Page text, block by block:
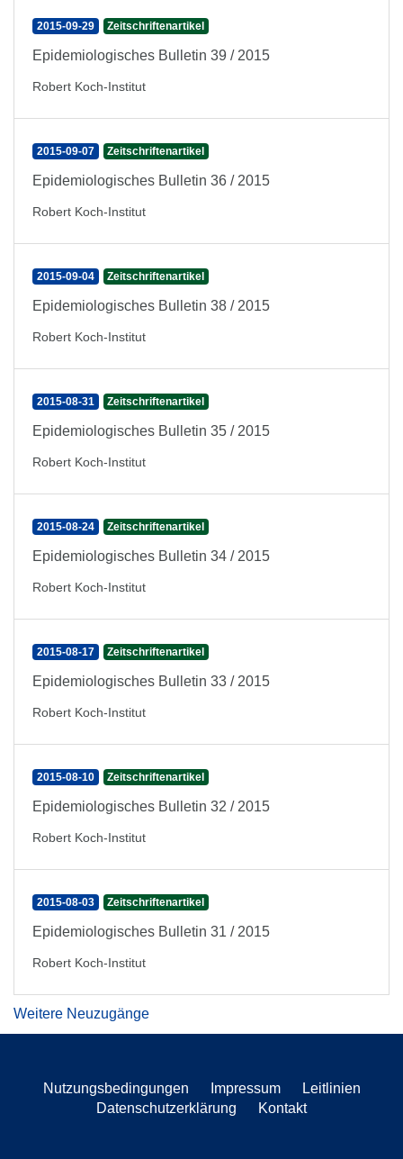
2015-09-29 Zeitschriftenartikel
Epidemiologisches Bulletin 39 / 2015
Robert Koch-Institut
2015-09-07 Zeitschriftenartikel
Epidemiologisches Bulletin 36 / 2015
Robert Koch-Institut
2015-09-04 Zeitschriftenartikel
Epidemiologisches Bulletin 38 / 2015
Robert Koch-Institut
2015-08-31 Zeitschriftenartikel
Epidemiologisches Bulletin 35 / 2015
Robert Koch-Institut
2015-08-24 Zeitschriftenartikel
Epidemiologisches Bulletin 34 / 2015
Robert Koch-Institut
2015-08-17 Zeitschriftenartikel
Epidemiologisches Bulletin 33 / 2015
Robert Koch-Institut
2015-08-10 Zeitschriftenartikel
Epidemiologisches Bulletin 32 / 2015
Robert Koch-Institut
2015-08-03 Zeitschriftenartikel
Epidemiologisches Bulletin 31 / 2015
Robert Koch-Institut
Weitere Neuzugänge
Nutzungsbedingungen Impressum
Leitlinien
Datenschutzerklärung
Kontakt